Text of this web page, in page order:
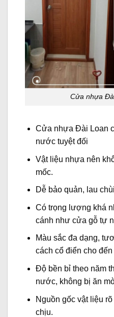
Cửa nhựa
Cửa nhựa Đài Loan
nước tuyệt đối
Vật liệu nhựa nên
mốc.
Dễ bảo quản, lau
Có trọng lượng khá
cánh như cửa gỗ tự
Màu sắc đa dạng,
cách cổ điển cho
Độ bền bỉ theo năm
nước, không bị ăn
Nguồn gốc vật liệu
chịu.